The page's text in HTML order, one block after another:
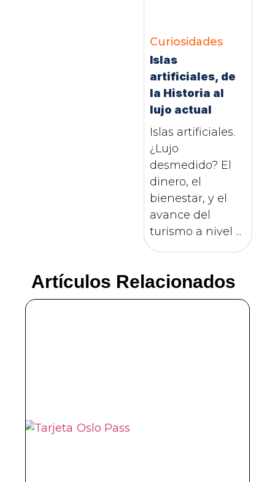
Curiosidades
Islas
artificiales, de
la Historia al
lujo actual
Islas artificiales.
¿Lujo
desmedido? El
dinero, el
bienestar, y el
avance del
turismo a nivel ...
Artículos Relacionados